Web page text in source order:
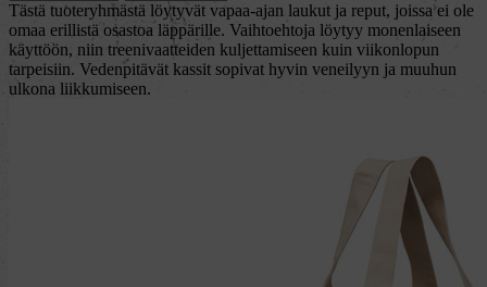
Tästä tuoteryhmästä löytyvät vapaa-ajan laukut ja reput, joissa ei ole
omaa erillistä osastoa läppärille. Vaihtoehtoja löytyy monenlaiseen
käyttöön, niin treenivaatteiden kuljettamiseen kuin viikonlopun
tarpeisiin. Vedenpitävät kassit sopivat hyvin veneilyyn ja muuhun
ulkona liikkumiseen.